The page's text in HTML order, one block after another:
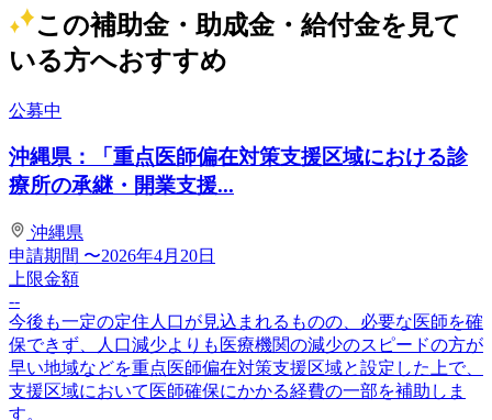
この補助金・助成金・給付金を見て
いる方へおすすめ
公募中
沖縄県：「重点医師偏在対策支援区域における診
療所の承継・開業支援...
沖縄県
申請期間 〜2026年4月20日
上限金額
--
今後も一定の定住人口が見込まれるものの、必要な医師を確
保できず、人口減少よりも医療機関の減少のスピードの方が
早い地域などを重点医師偏在対策支援区域と設定した上で、
支援区域において医師確保にかかる経費の一部を補助しま
す。